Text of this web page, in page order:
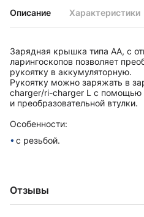
Описание Характеристики
Зарядная крышка типа AA, с
ларингоскопов позволяет
рукоятку в аккумуляторную.
Рукоятку можно заряжать в
charger/ri-charger L с помощью
и преобразовательной втулки.
Особенности:
с резьбой.
Отзывы